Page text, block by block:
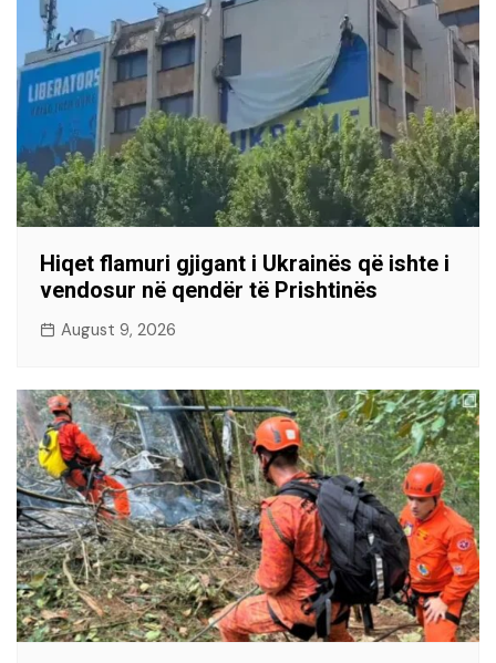
Hiqet flamuri gjigant i Ukrainës që ishte i
vendosur në qendër të Prishtinës
August 9, 2026